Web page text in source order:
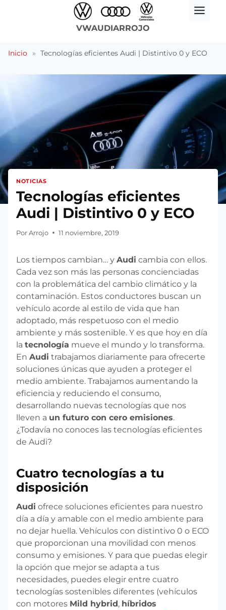
VWAUDIARROJO
Inicio » Tecnologías eficientes Audi | Distintivo 0 y ECO
NOTICIAS
Tecnologías eficientes
Audi | Distintivo 0 y ECO
Por Arrojo 11 noviembre, 2019
Los tiempos cambian… y Audi cambia con ellos.
Cada vez son más las personas concienciadas
con la problemática del cambio climático y la
contaminación. Estos conductores buscan un
vehículo acorde al estilo de vida que han
adoptado, más respetuoso con el medio
ambiente y más sostenible. Y es que hoy en día
la tecnología mueve el mundo y lo transforma.
En Audi trabajamos diariamente para ofrecerte
soluciones únicas que ayuden a proteger el
medio ambiente. Trabajamos aumentando la
eficiencia y reduciendo el consumo,
desarrollando nuevas tecnologías que nos
lleven a un futuro con cero emisiones.
¿Todavía no conoces las tecnologías eficientes
de Audi?
Cuatro tecnologías a tu
disposición
Audi ofrece soluciones eficientes para nuestro
día a día y amable con el medio ambiente para
no dejar huella. Vehículos con distintivo 0 o ECO
que proporcionan una movilidad con menos
consumo y emisiones. Y para que puedas elegir
la opción que mejor se adapta a tus
necesidades, puedes elegir entre cuatro
tecnologías sostenibles diferentes (vehículos
con motores Mild hybrid, híbridos